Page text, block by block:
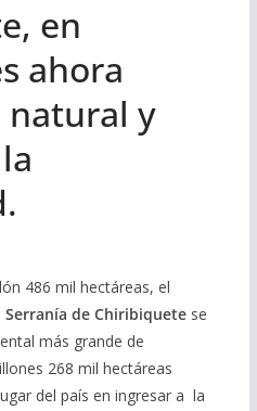
en
ahora
y
486 mil hectáreas, el
de Chiribiquetese
más grande de
268 mil hectáreas
del país en ingresar a la